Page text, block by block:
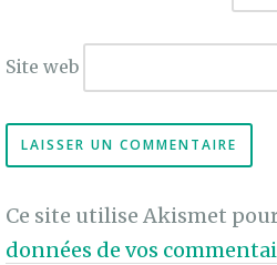
Site web
Ce site utilise Akismet
données de vos